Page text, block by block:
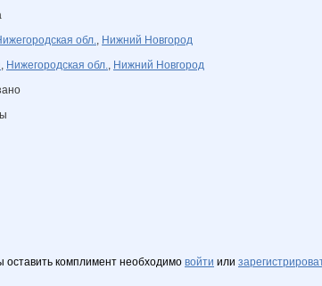
обл., Нижний Новгород
, Нижегородская обл., Нижний Новгород
комплимент необходимо войти или